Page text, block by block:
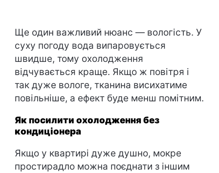
Ще один важливий нюанс — вологість. У
суху погоду вода випаровується
швидше, тому охолодження
відчувається краще. Якщо ж повітря і
так дуже вологе, тканина висихатиме
повільніше, а ефект буде менш помітним.
Як посилити охолодження без
кондиціонера
Якщо у квартирі дуже душно, мокре
простирадло можна поєднати з іншим